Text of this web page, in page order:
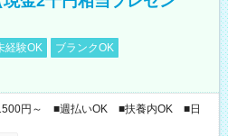
経験OK
ブランクOK
円～ ■週払いOK ■扶養内OK ■日